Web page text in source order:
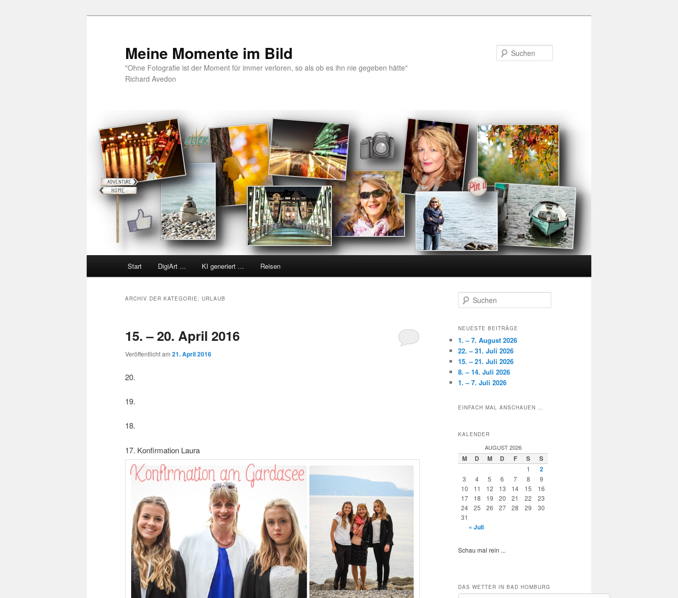
Meine Momente im Bild
"Ohne Fotografie ist der Moment für immer verloren, so als ob es ihn nie gegeben hätte"
Richard Avedon
Start DigiArt … KI generiert … Reisen
ARCHIV DER KATEGORIE: URLAUB
15. – 20. April 2016
Veröffentlicht am 21. April 2016
20.
19.
18.
17. Konfirmation Laura
u
h
n
NEUESTE BEITRÄGE
1. – 7. August 2026
22. – 31. Juli 2026
15. – 21. Juli 2026
8. – 14. Juli 2026
1. – 7. Juli 2026
EINFACH MAL ANSCHAUEN …
KALENDER
AUGUST 2026
M D M D F S S
1 2
3 4 5 6 7 8
9
10
11 12 13 14 15
16
17
18 19 20 21 22
23
24
25 26 27 28 29
30
31
« Juli
Schau mal rein ...
DAS WETTER IN BAD HOMBURG